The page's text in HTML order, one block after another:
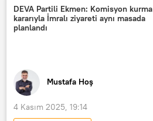
Türkiye
Haberler
Demokrasi ve Atılım Partisi (DEVA)
DEVA Partili Ekmen: Komisyon kurma
kararıyla İmralı ziyareti aynı masada
planlandı
Mustafa Hoş
4 Kasım 2025, 19:14